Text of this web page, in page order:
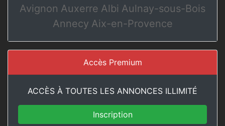
Avignon Auxerre Albi Aulnay-sous-Bois
Annecy Aix-en-Provence
Accès Premium
ACCÈS À TOUTES LES ANNONCES ILLIMITÉ
Inscription